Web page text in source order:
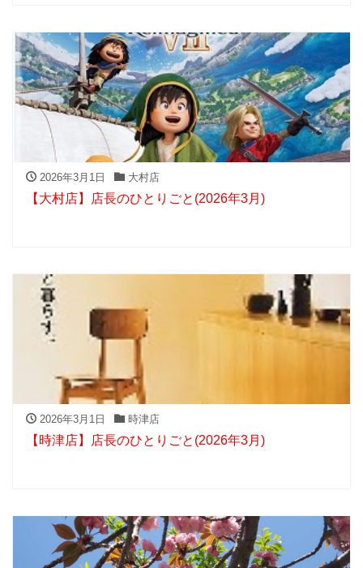
2026年3月1日 大村店
【大村店】店長のひとりごと(2026年3月)
2026年3月1日 時津店
【時津店】店長のひとりごと(2026年3月)